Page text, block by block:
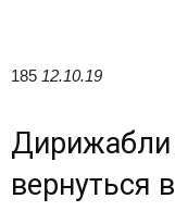
185 12.10.19
Дирижабли
вернуться